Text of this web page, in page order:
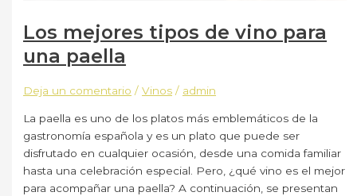
Los mejores tipos de vino para
una paella
Deja un comentario /Vinos / admin
La paella es uno de los platos más emblemáticos de la
gastronomía española y es un plato que puede ser
disfrutado en cualquier ocasión, desde una comida familiar
hasta una celebración especial. Pero, ¿qué vino es el mejor
para acompañar una paella? A continuación, se presentan